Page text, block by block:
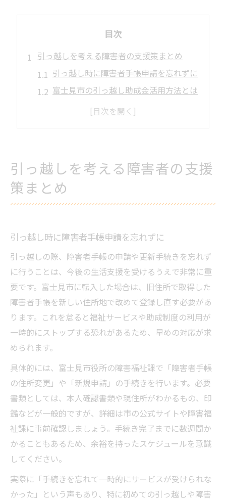
目次
引っ越しを考える障害者の支援策まとめ
引っ越し時に障害者手帳申請を忘れずに
富士見市の引っ越し助成金活用方法とは
障害者手当や補助金の受け方ガイド
引っ越し前の住所変更手続き完全解説
富士見市で補助金対象住宅を見極める
発達障害の方に優しい住環境の探し方
障害や生活困窮時の引っ越しサポート活用術
引っ越し支援金と生活困窮支援の違い
障害者手当の併用可能な引っ越し補助
富士見市の障害福祉課が行うサポート例
発達障害対応の引っ越し相談窓口を活用
新生活スタートへ障害福祉制度を徹底解説
障害福祉課へ引っ越し相談する流れ
富士見市で利用できる主な補助金まとめ
障害者手当一覧と申請の注意ポイント
引っ越し後の障害福祉サービス活用法
発達障害の方が新生活で活用できる制度
障害福祉課での引っ越し相談の手順
引っ越しを考える障害者の支援
策まとめ
引っ越し時に障害者手帳申請を忘れずに
引っ越しの際、障害者手帳の申請や更新手続きを忘れず
に行うことは、今後の生活支援を受けるうえで非常に重
要です。富士見市に転入した場合は、旧住所で取得した
障害者手帳を新しい住所地で改めて登録し直す必要があ
ります。これを怠ると福祉サービスや助成制度の利用が
一時的にストップする恐れがあるため、早めの対応が求
められます。
具体的には、富士見市役所の障害福祉課で「障害者手帳
の住所変更」や「新規申請」の手続きを行います。必要
書類としては、本人確認書類や現住所がわかるもの、印
鑑などが一般的ですが、詳細は市の公式サイトや障害福
祉課に事前確認しましょう。手続き完了までに数週間か
かることもあるため、余裕を持ったスケジュールを意識
してください。
実際に「手続きを忘れて一時的にサービスが受けられな
かった」という声もあり、特に初めての引っ越しや障害